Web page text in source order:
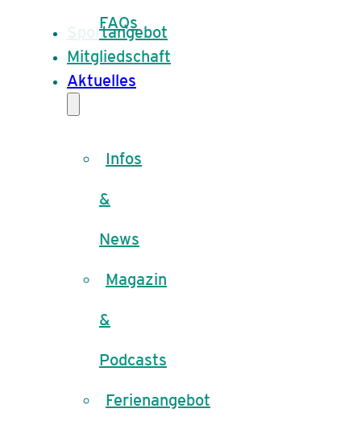
FAQs
Sportangebot
Mitgliedschaft
Aktuelles
Infos
&
News
Magazin
&
Podcasts
Ferienangebot